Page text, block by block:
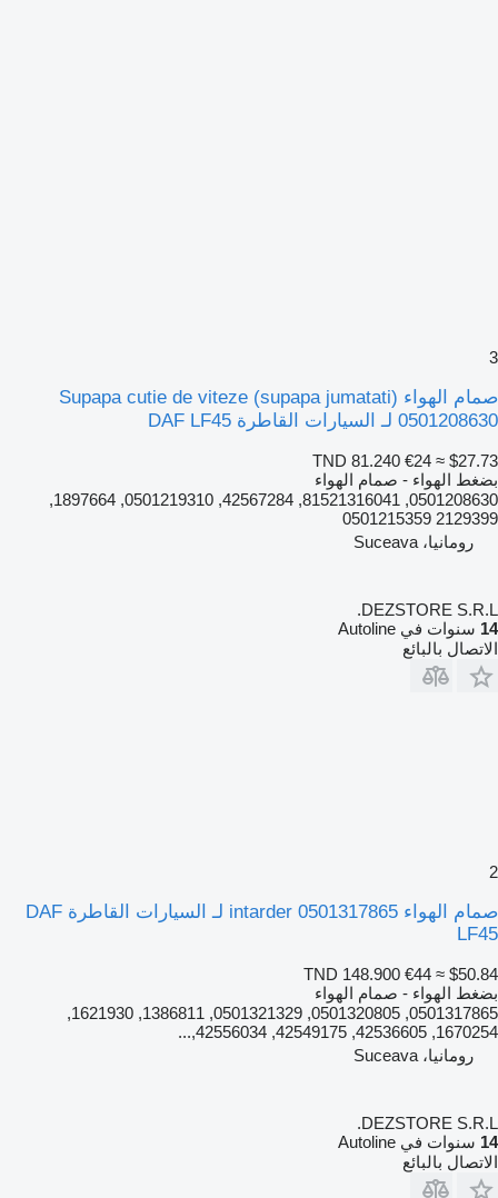
3
صمام الهواء Supapa cutie de viteze (supapa jumatati)
0501208630 لـ السيارات القاطرة DAF LF45
TND 81.240 €24 ≈ $27.73
بضغط الهواء - صمام الهواء
0501208630, 81521316041, 42567284, 0501219310, 1897664,
2129399 0501215359
رومانيا، Suceava
DEZSTORE S.R.L.
14 سنوات في Autoline
الاتصال بالبائع
2
صمام الهواء intarder 0501317865 لـ السيارات القاطرة DAF
LF45
TND 148.900 €44 ≈ $50.84
بضغط الهواء - صمام الهواء
0501317865, 0501320805, 0501321329, 1386811, 1621930,
1670254, 42536605, 42549175, 42556034,...
رومانيا، Suceava
DEZSTORE S.R.L.
14 سنوات في Autoline
الاتصال بالبائع